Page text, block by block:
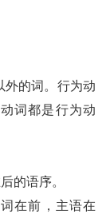
外的词。行为动
词都是行为动
的语序。
在前，主语在